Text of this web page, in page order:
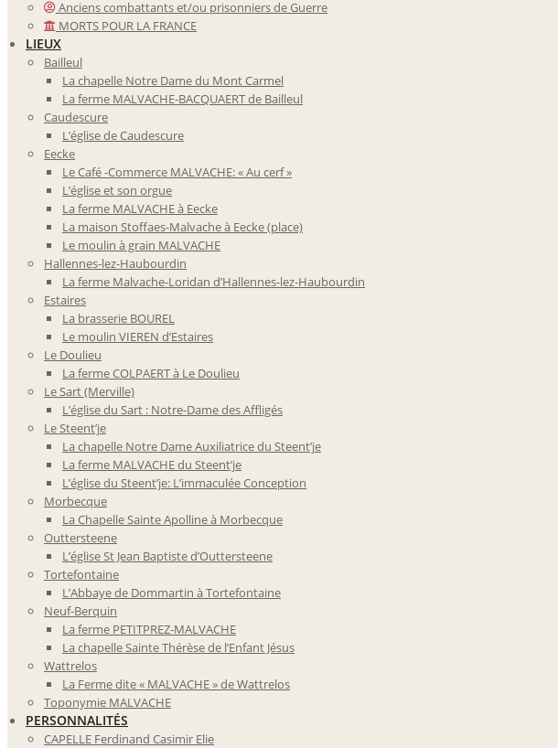
Anciens combattants et/ou prisonniers de Guerre
MORTS POUR LA FRANCE
LIEUX
Bailleul
La chapelle Notre Dame du Mont Carmel
La ferme MALVACHE-BACQUAERT de Bailleul
Caudescure
L’église de Caudescure
Eecke
Le Café -Commerce MALVACHE: « Au cerf »
L’église et son orgue
La ferme MALVACHE à Eecke
La maison Stoffaes-Malvache à Eecke (place)
Le moulin à grain MALVACHE
Hallennes-lez-Haubourdin
La ferme Malvache-Loridan d’Hallennes-lez-Haubourdin
Estaires
La brasserie BOUREL
Le moulin VIEREN d’Estaires
Le Doulieu
La ferme COLPAERT à Le Doulieu
Le Sart (Merville)
L’église du Sart : Notre-Dame des Affligés
Le Steent’je
La chapelle Notre Dame Auxiliatrice du Steent’je
La ferme MALVACHE du Steent’je
L’église du Steent’je: L’immaculée Conception
Morbecque
La Chapelle Sainte Apolline à Morbecque
Outtersteene
L’église St Jean Baptiste d’Outtersteene
Tortefontaine
L’Abbaye de Dommartin à Tortefontaine
Neuf-Berquin
La ferme PETITPREZ-MALVACHE
La chapelle Sainte Thérèse de l’Enfant Jésus
Wattrelos
La Ferme dite « MALVACHE » de Wattrelos
Toponymie MALVACHE
PERSONNALITÉS
CAPELLE Ferdinand Casimir Elie